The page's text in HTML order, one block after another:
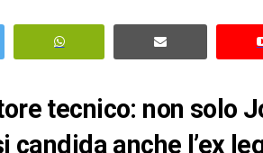
tecnico: non solo
candida anche l’ex